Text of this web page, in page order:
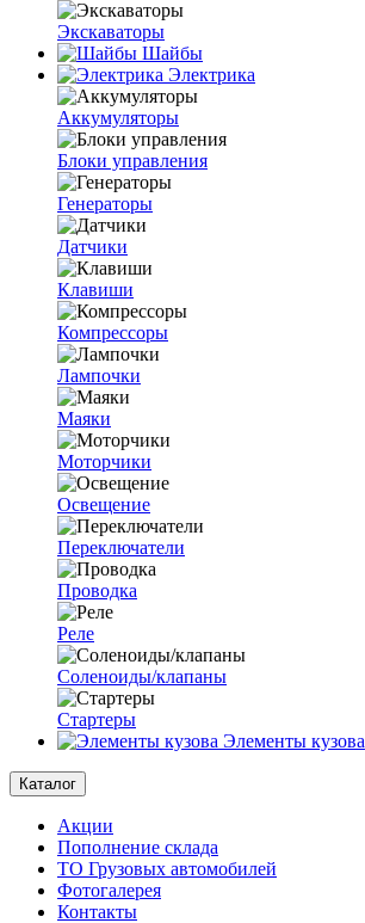
Экскаваторы
Шайбы
Электрика
Аккумуляторы
Блоки управления
Генераторы
Датчики
Клавиши
Компрессоры
Лампочки
Маяки
Моторчики
Освещение
Переключатели
Проводка
Реле
Соленоиды/клапаны
Стартеры
Элементы кузова
Каталог
Акции
Пополнение склада
ТО Грузовых автомобилей
Фотогалерея
Контакты